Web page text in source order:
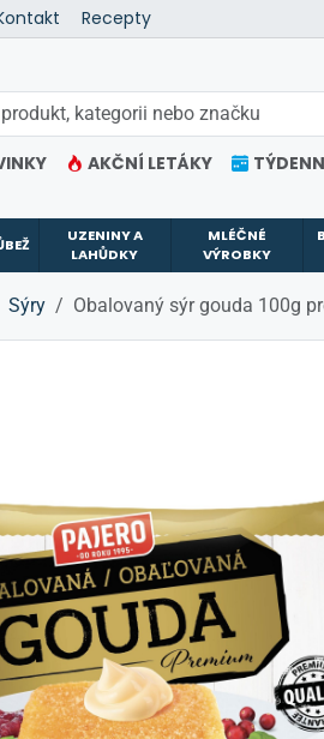
Recepty
AKČNÍ LETÁKY
UZENINY A
LAHŮDKY
MLÉČNÉ
VÝROBKY
Sýry Obalovaný sýr gouda 100g